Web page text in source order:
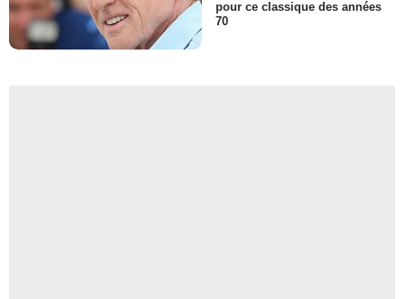
pour ce classique des années
70